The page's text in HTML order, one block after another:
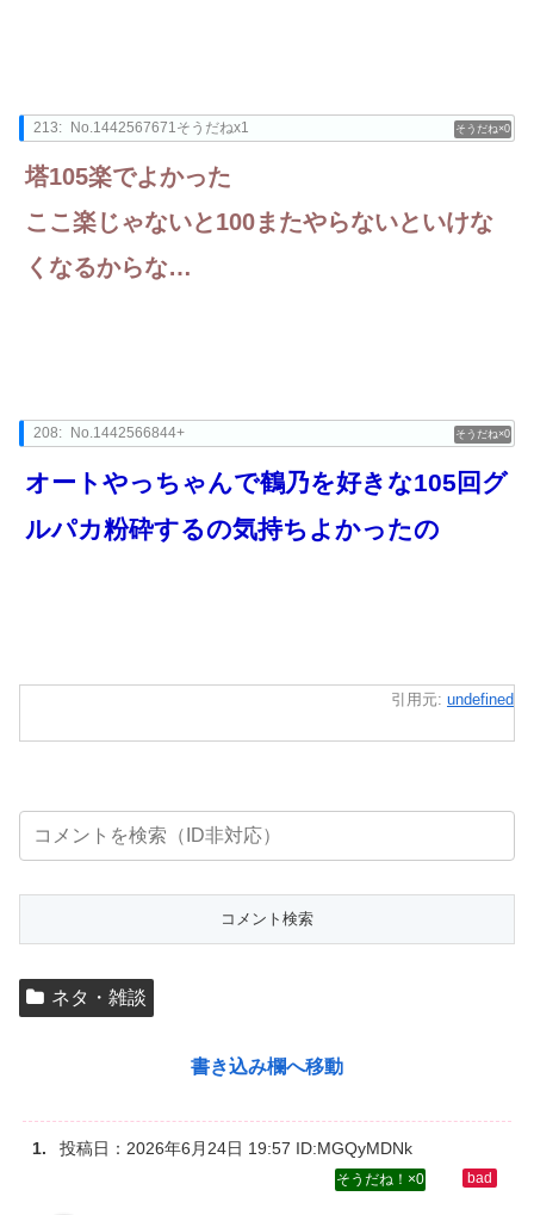
0
213: No.1442567671そうだねx1
塔105楽でよかった
ここ楽じゃないと100またやらないといけな
くなるからな…
0
208: No.1442566844+
オートやっちゃんで鶴乃を好きな105回グ
ルパカ粉砕するの気持ちよかったの
引用元: undefined
ネタ・雑談
書き込み欄へ移動
投稿日： 2026年6月24日 19:57 ID:MGQyMDNk
0